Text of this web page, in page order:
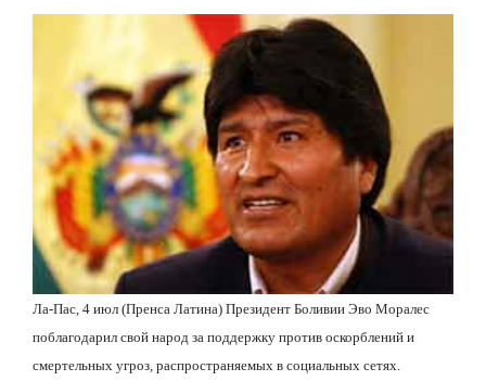
Ла-Пас, 4 июл (Пренса Латина) Президент Боливии Эво Моралес
поблагодарил свой народ за поддержку против оскорблений и
смертельных угроз, распространяемых в социальных сетях.